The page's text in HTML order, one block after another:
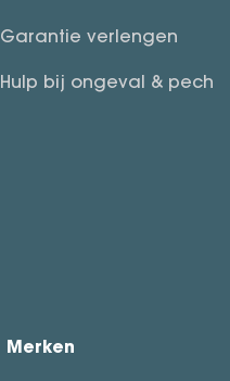
Garantie verlengen
Hulp bij ongeval & pech
Merken